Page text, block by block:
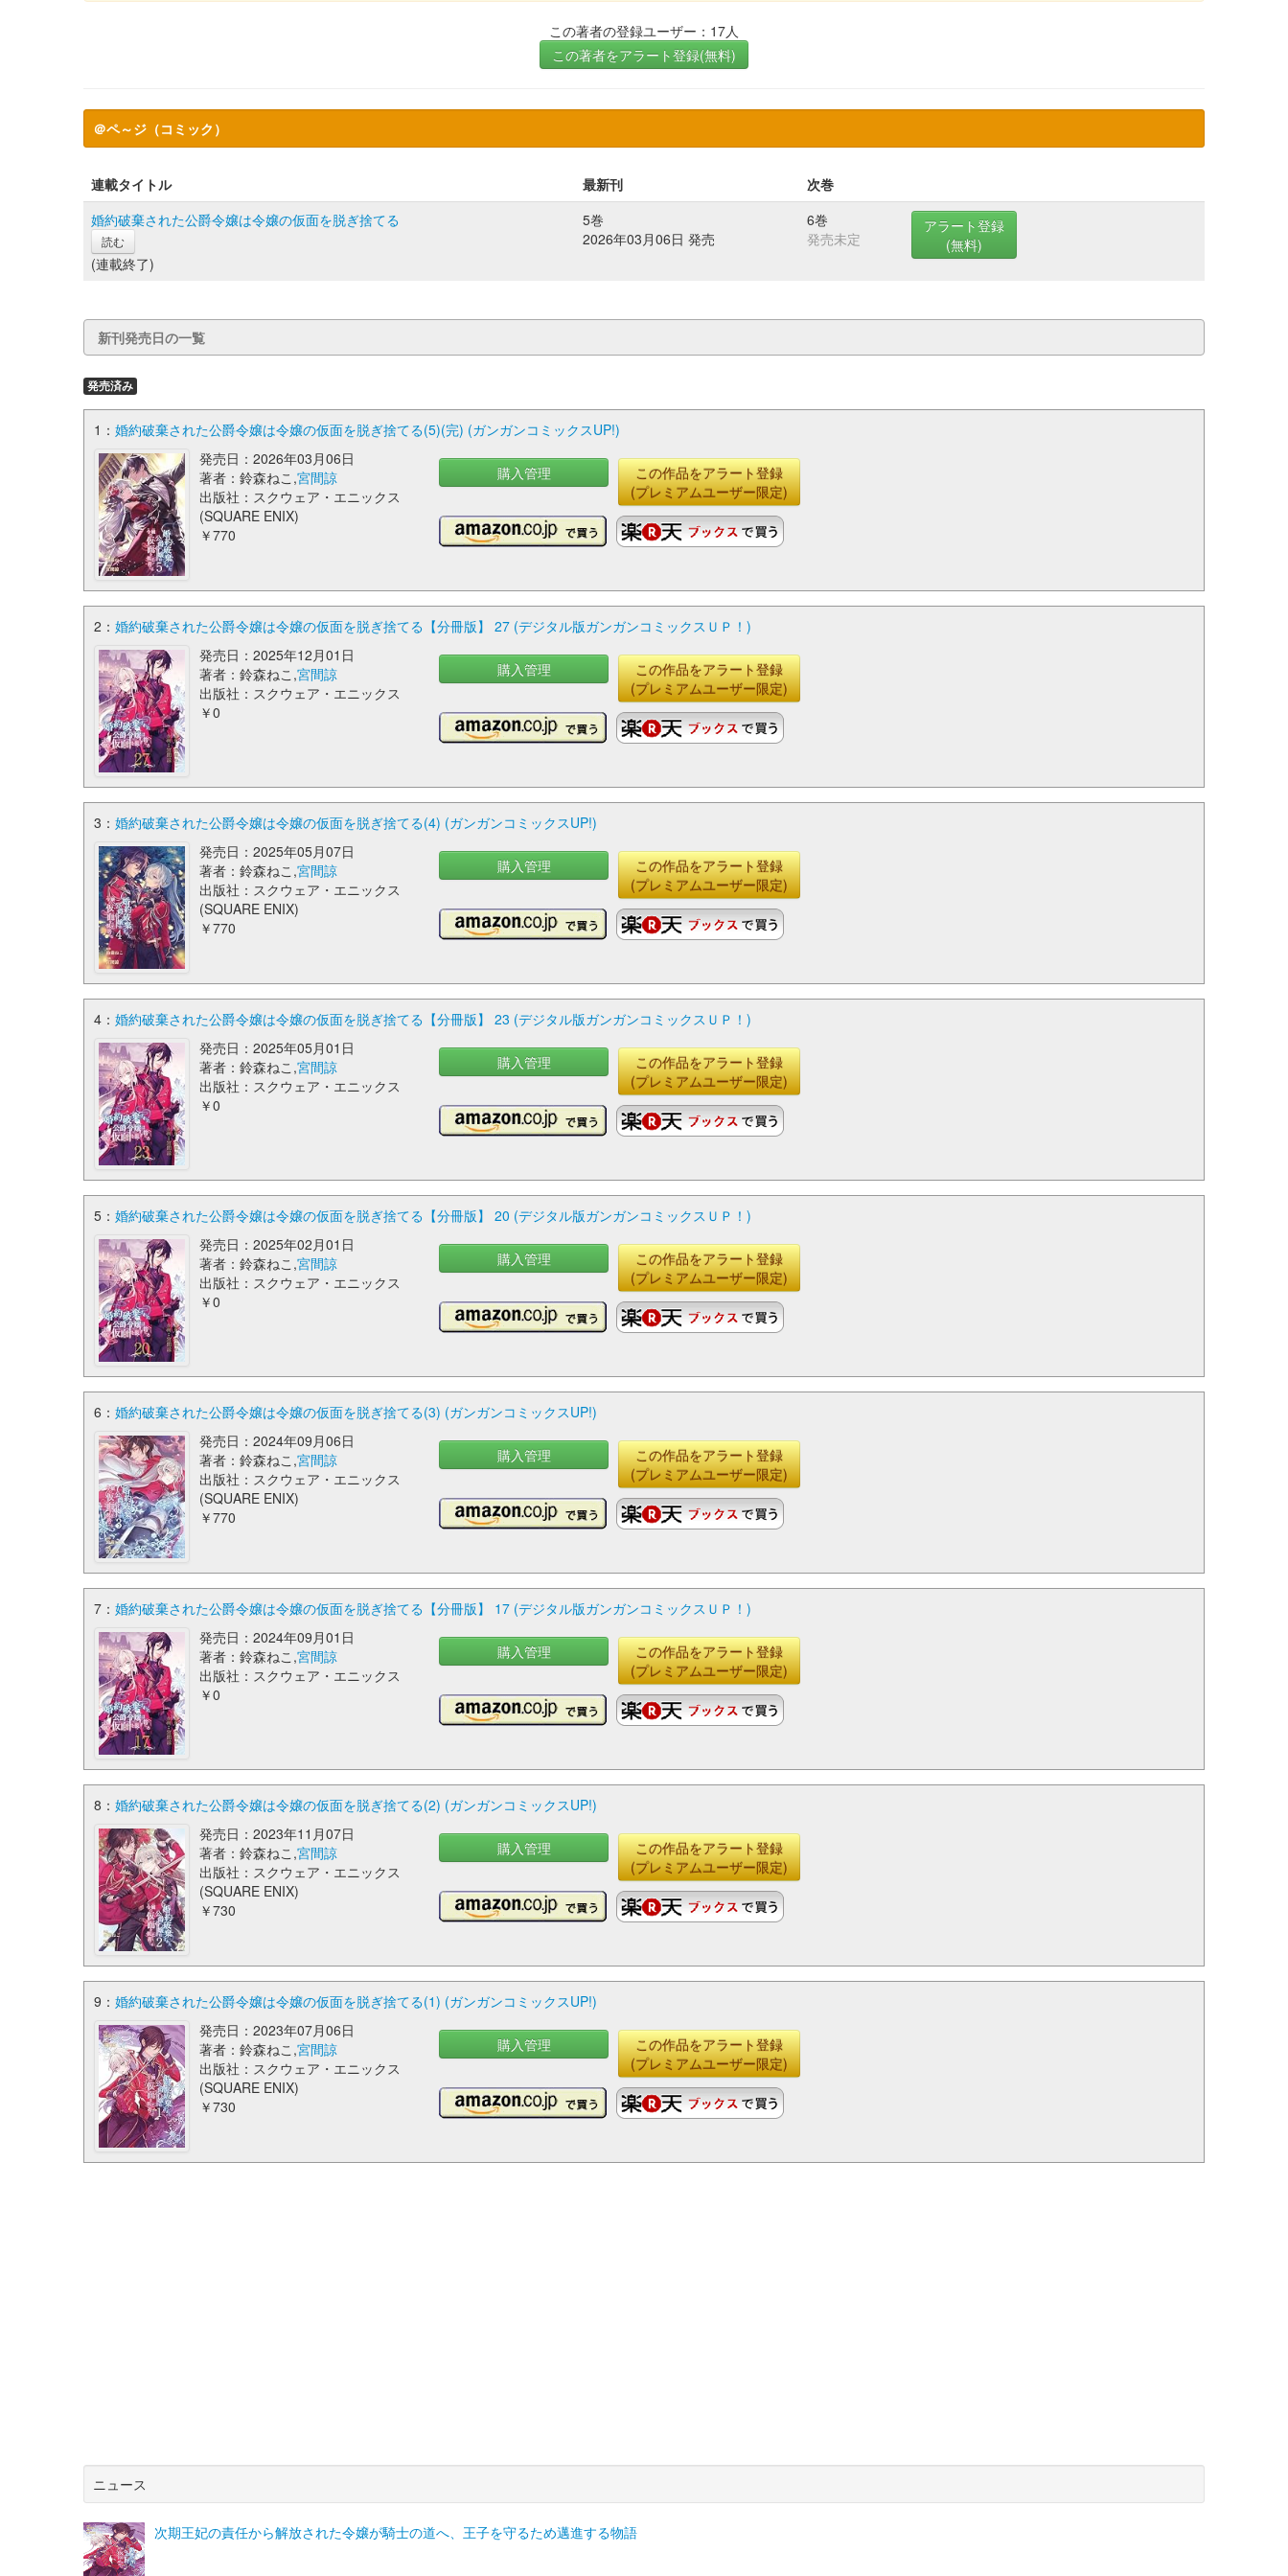
この著者の登録ユーザー：17人
この著者をアラート登録(無料)
＠ペ～ジ（コミック）
連載タイトル 最新刊
次巻
婚約破棄された公爵令嬢は令嬢の仮面を脱ぎ捨てる
読む
(連載終了)
5巻
2026年03月06日 発売
6巻
発売未定
アラート登録
(無料)
新刊発売日の一覧
発売済み
1： 婚約破棄された公爵令嬢は令嬢の仮面を脱ぎ捨てる(5)(完) (ガンガンコミックスUP!)
発売日：2026年03月06日
著者：鈴森ねこ,宮間諒
出版社：スクウェア・エニックス
(SQUARE ENIX)
￥770
購入管理
この作品をアラート登録
(プレミアムユーザー限定)
2： 婚約破棄された公爵令嬢は令嬢の仮面を脱ぎ捨てる【分冊版】 27 (デジタル版ガンガンコミックスＵＰ！)
発売日：2025年12月01日
著者：鈴森ねこ,宮間諒
出版社：スクウェア・エニックス
￥0
購入管理
この作品をアラート登録
(プレミアムユーザー限定)
3： 婚約破棄された公爵令嬢は令嬢の仮面を脱ぎ捨てる(4) (ガンガンコミックスUP!)
発売日：2025年05月07日
著者：鈴森ねこ,宮間諒
出版社：スクウェア・エニックス
(SQUARE ENIX)
￥770
購入管理
この作品をアラート登録
(プレミアムユーザー限定)
4： 婚約破棄された公爵令嬢は令嬢の仮面を脱ぎ捨てる【分冊版】 23 (デジタル版ガンガンコミックスＵＰ！)
発売日：2025年05月01日
著者：鈴森ねこ,宮間諒
出版社：スクウェア・エニックス
￥0
購入管理
この作品をアラート登録
(プレミアムユーザー限定)
5： 婚約破棄された公爵令嬢は令嬢の仮面を脱ぎ捨てる【分冊版】 20 (デジタル版ガンガンコミックスＵＰ！)
発売日：2025年02月01日
著者：鈴森ねこ,宮間諒
出版社：スクウェア・エニックス
￥0
購入管理
この作品をアラート登録
(プレミアムユーザー限定)
6： 婚約破棄された公爵令嬢は令嬢の仮面を脱ぎ捨てる(3) (ガンガンコミックスUP!)
発売日：2024年09月06日
著者：鈴森ねこ,宮間諒
出版社：スクウェア・エニックス
(SQUARE ENIX)
￥770
購入管理
この作品をアラート登録
(プレミアムユーザー限定)
7： 婚約破棄された公爵令嬢は令嬢の仮面を脱ぎ捨てる【分冊版】 17 (デジタル版ガンガンコミックスＵＰ！)
発売日：2024年09月01日
著者：鈴森ねこ,宮間諒
出版社：スクウェア・エニックス
￥0
購入管理
この作品をアラート登録
(プレミアムユーザー限定)
8： 婚約破棄された公爵令嬢は令嬢の仮面を脱ぎ捨てる(2) (ガンガンコミックスUP!)
発売日：2023年11月07日
著者：鈴森ねこ,宮間諒
出版社：スクウェア・エニックス
(SQUARE ENIX)
￥730
購入管理
この作品をアラート登録
(プレミアムユーザー限定)
9： 婚約破棄された公爵令嬢は令嬢の仮面を脱ぎ捨てる(1) (ガンガンコミックスUP!)
発売日：2023年07月06日
著者：鈴森ねこ,宮間諒
出版社：スクウェア・エニックス
(SQUARE ENIX)
￥730
購入管理
この作品をアラート登録
(プレミアムユーザー限定)
ニュース
次期王妃の責任から解放された令嬢が騎士の道へ、王子を守るため邁進する物語